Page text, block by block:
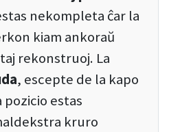
nekompleta ĉar la
kiam ankoraŭ
rekonstruoj. La
, escepte de la kapo
pozicio estas
kruro